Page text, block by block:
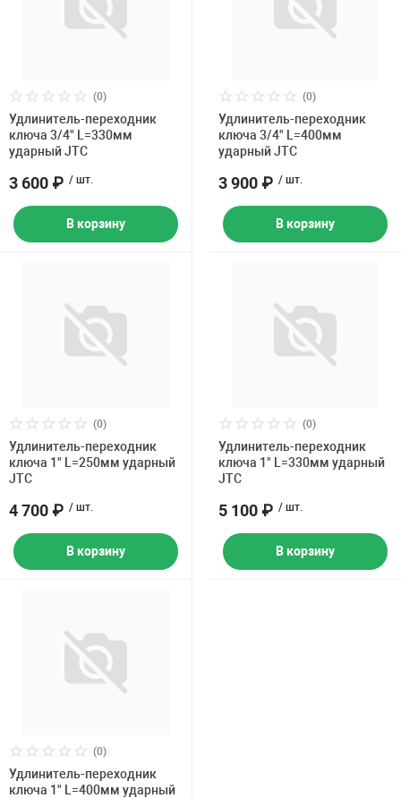
(0)
Удлинитель-переходник
ключа 3/4" L=330мм
ударный JTC
3 600 ₽ / шт.
В корзину
(0)
Удлинитель-переходник
ключа 3/4" L=400мм
ударный JTC
3 900 ₽ / шт.
В корзину
(0)
Удлинитель-переходник
ключа 1" L=250мм ударный
JTC
4 700 ₽ / шт.
В корзину
(0)
Удлинитель-переходник
ключа 1" L=330мм ударный
JTC
5 100 ₽ / шт.
В корзину
(0)
Удлинитель-переходник
ключа 1" L=400мм ударный